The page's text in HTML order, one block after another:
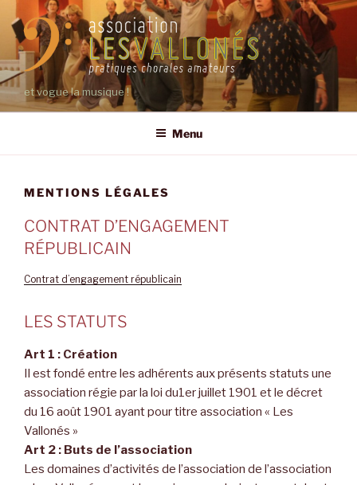
au
contenu
principal
et vogue la musique !
Menu
MENTIONS LÉGALES
CONTRAT D’ENGAGEMENT
RÉPUBLICAIN
Contrat d’engagement républicain
LES STATUTS
Art 1 : Création
Il est fondé entre les adhérents aux présents statuts une
association régie par la loi du1er juillet 1901 et le décret
du 16 août 1901 ayant pour titre association « Les
Vallonés »
Art 2 : Buts de l’association
Les domaines d’activités de l’association de l’association